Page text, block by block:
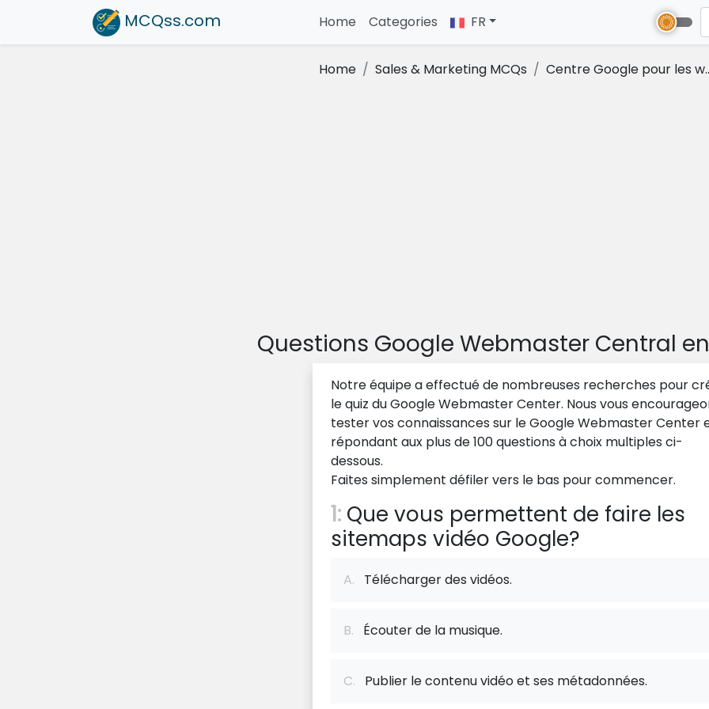
MCQss.com Home (current)
Categories FR
Home Sales & Marketing MCQs Centre Google pour les
Questions Google Webmaster Central
Notre équipe a effectué de nombreuses recherches pour
le quiz du Google Webmaster Center. Nous vous
tester vos connaissances sur le Google Webmaster Center
répondant aux plus de 100 questions à choix multiples ci-
dessous.
Faites simplement défiler vers le bas pour commencer.
1: Que vous permettent de faire les
sitemaps vidéo Google?
A. Télécharger des vidéos.
B. Écouter de la musique.
C. Publier le contenu vidéo et ses métadonnées.